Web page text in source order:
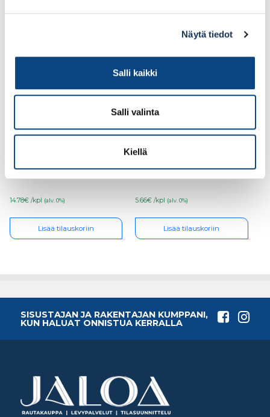
Näytä tiedot
Salli kaikki
Salli valinta
Kiellä
14.78€ /kpl (alv. 0%)
Lisää tilauskoriin
5x150mm
5.66€ /kpl (alv. 0%)
Lisää tilauskoriin
SISUSTAJAN JA RAKENTAJAN KUMPPANI,
KUN HALUAT ONNISTUA KERRALLA